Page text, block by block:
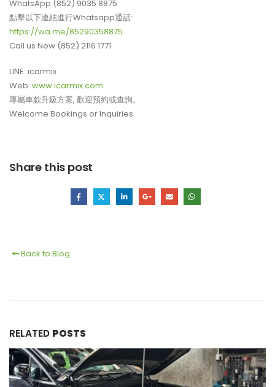
WhatsApp (852) 9035 8875
點擊以下連結進行Whatsapp通話:
https://wa.me/85290358875
Call us Now (852) 2116 1771
LINE: icarmix
Web: www.icarmix.com
專屬車款升級方案, 歡迎預約或查詢。
Welcome Bookings or Inquiries.
Share this post
Back to Blog
RELATED POSTS